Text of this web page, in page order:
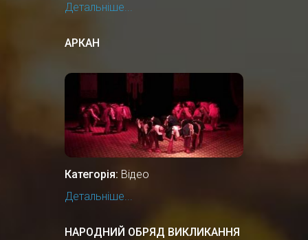
Детальніше...
АРКАН
Категорія: Відео
Детальніше...
НАРОДНИЙ ОБРЯД ВИКЛИКАННЯ